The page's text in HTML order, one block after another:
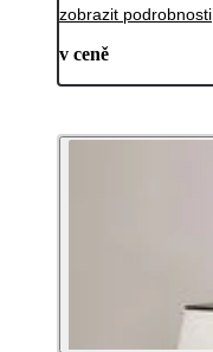
zobrazit podrobnosti
v ceně